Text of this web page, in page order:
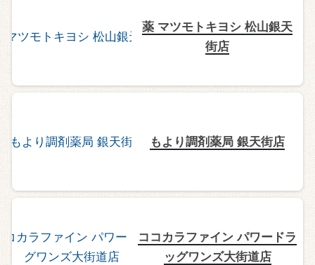
薬 マツモトキヨシ 松山銀天
街店
もより調剤薬局 銀天街店
ココカラファイン パワードラ
ッグワンズ大街道店